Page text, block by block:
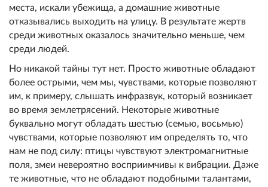
места, искали убежища, а домашние животные
отказывались выходить на улицу. В результате жертв
среди животных оказалось значительно меньше, чем
среди людей.
Но никакой тайны тут нет. Просто животные обладают
более острыми, чем мы, чувствами, которые позволяют
им, к примеру, слышать инфразвук, который возникает
во время землетрясений. Некоторые животные
буквально могут обладать шестью (семью, восьмью)
чувствами, которые позволяют им определять то, что
нам не под силу: птицы чувствуют электромагнитные
поля, змеи невероятно восприимчивы к вибрации. Даже
те животные, что не обладают подобными талантами,